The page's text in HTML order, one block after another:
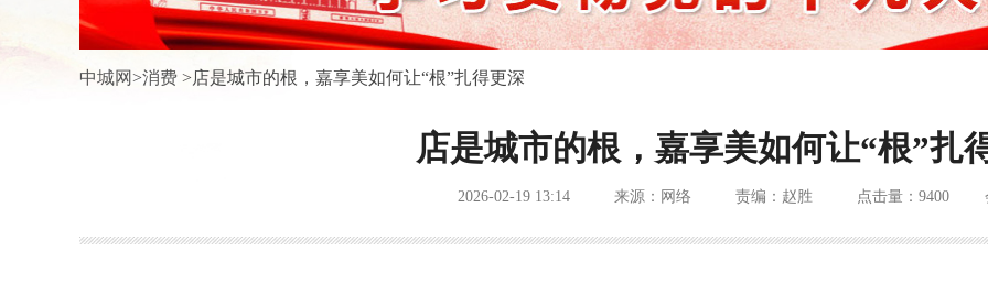
中城网>消费 >店是城市的根，嘉享美如何让“根”扎得更深
店是城市的根，嘉享美如何让“根”扎
2026-02-19 13:14 来源：网络 责编：赵胜 点击量：9400